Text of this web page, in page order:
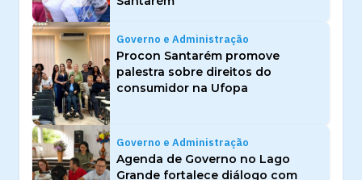
Governo e Administração
Procon Santarém promove
palestra sobre direitos do
consumidor na Ufopa
Governo e Administração
Agenda de Governo no Lago
Grande fortalece diálogo com